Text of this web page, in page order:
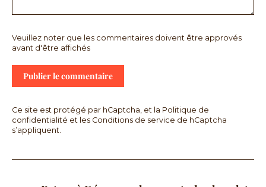
Veuillez noter que les commentaires doivent être approvés
avant d'être affichés
Ce site est protégé par hCaptcha, et la Politique de
confidentialité et les Conditions de service de hCaptcha
s’appliquent.